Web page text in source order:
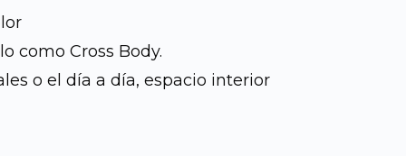
como Cross Body.
o el día a día, espacio interior